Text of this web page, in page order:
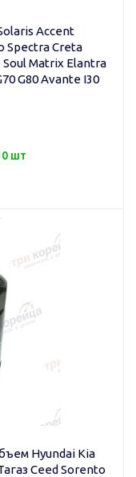
Accent
Spectra Creta
Soul Matrix Elantra
G80 Avante I30
шт
Hyundai Kia
Ceed Sorento